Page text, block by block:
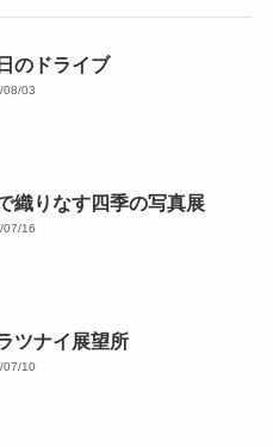
のドライブ
08/03
織りなす四季の写真展
07/16
ツナイ展望所
07/10